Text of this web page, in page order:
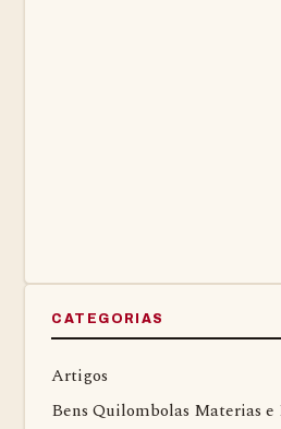
CATEGORIAS
Artigos
Bens Quilombolas Materias